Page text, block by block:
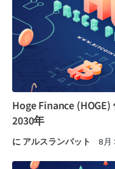
Hoge Finance
2030年
に アルスランバット 8月